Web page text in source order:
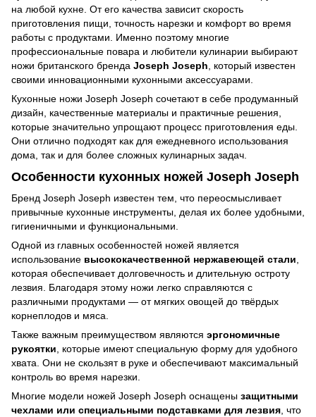
на любой кухне. От его качества зависит скорость
приготовления пищи, точность нарезки и комфорт во время
работы с продуктами. Именно поэтому многие
профессиональные повара и любители кулинарии выбирают
ножи британского бренда Joseph Joseph , который известен
своими инновационными кухонными аксессуарами.
Кухонные ножи Joseph Joseph сочетают в себе продуманный
дизайн, качественные материалы и практичные решения,
которые значительно упрощают процесс приготовления еды.
Они отлично подходят как для ежедневного использования
дома, так и для более сложных кулинарных задач.
Особенности кухонных ножей Joseph Joseph
Бренд Joseph Joseph известен тем, что переосмысливает
привычные кухонные инструменты, делая их более удобными,
гигиеничными и функциональными.
Одной из главных особенностей ножей является
использование высококачественной нержавеющей стали
которая обеспечивает долговечность и длительную остроту
лезвия. Благодаря этому ножи легко справляются с
различными продуктами — от мягких овощей до твёрдых
корнеплодов и мяса.
Также важным преимуществом являются эргономичные
рукоятки , которые имеют специальную форму для удобного
хвата. Они не скользят в руке и обеспечивают максимальный
контроль во время нарезки.
Многие модели ножей Joseph Joseph оснащены защитными
чехлами или специальными подставками для лезвия , что